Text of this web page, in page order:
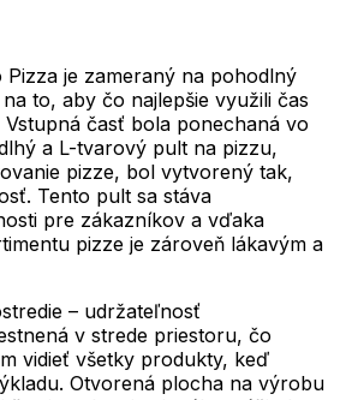
je zameraný na pohodlný
to, aby čo najlepšie využili čas
časť bola ponechaná vo
a L-tvarový pult na pizzu,
pizze, bol vytvorený tak,
Tento pult sa stáva
pre zákazníkov a vďaka
pizze je zároveň lákavým a
– udržateľnosť
v strede priestoru, čo
vidieť všetky produkty, keď
Otvorená plocha na výrobu